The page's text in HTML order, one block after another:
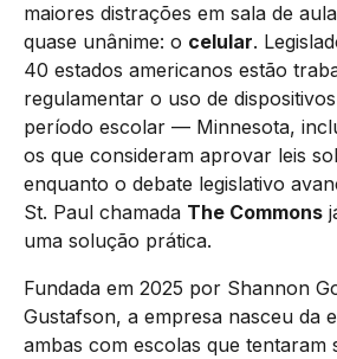
maiores distrações em sala de
quase unânime: o celular.
40 estados americanos estão
regulamentar o uso de
período escolar — Minnesota,
os que consideram aprovar leis
enquanto o debate legislativo
St. Paul chamada The Commons
uma solução prática.
Fundada em 2025 por Shannon
Gustafson, a empresa nasceu da
ambas com escolas que tentaram